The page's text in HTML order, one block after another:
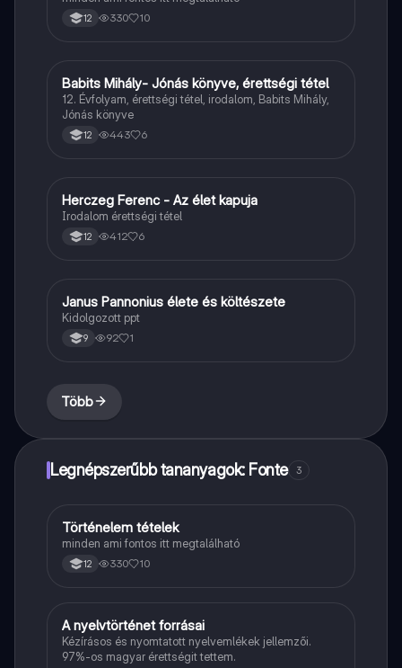
12 330 10
Magyar
Babits Mihály- Jónás könyve, érettségi tétel
12. Évfolyam, érettségi tétel, irodalom, Babits Mihály,
Jónás könyve
12 443 6
Magyar
Herczeg Ferenc - Az élet kapuja
Irodalom érettségi tétel
12 412 6
Magyar
Janus Pannonius élete és költészete
Kidolgozott ppt
9 92 1
Több
Legnépszerűbb tananyagok: Fonte 3
TTöri
Történelem tételek
minden ami fontos itt megtalálható
12 330 10
AMagyar
A nyelvtörténet forrásai
Kézírásos és nyomtatott nyelvemlékek jellemzői.
97%-os magyar érettségit tettem.